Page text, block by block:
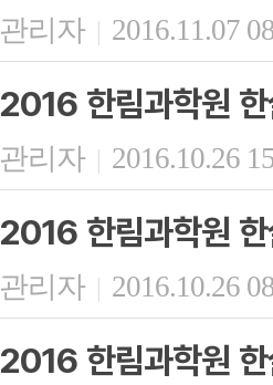
관리자 | 2016.11.07
2016 한림과학원
관리자 | 2016.10.26
2016 한림과학원
관리자 | 2016.10.26
2016 한림과학원